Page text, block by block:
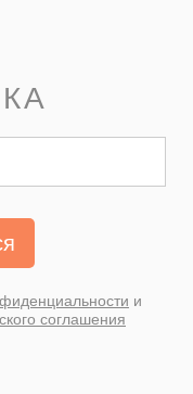
и
соглашения